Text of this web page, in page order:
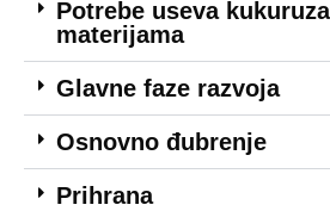
Potrebe useva
materijama
Glavne faze razvoja
Osnovno đubrenje
Prihrana